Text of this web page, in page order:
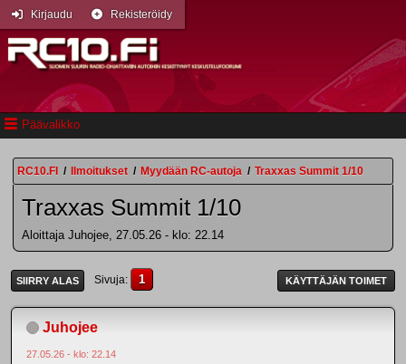
Päävalikko
Kirjaudu Rekisteröidy
RC10.FI / Ilmoitukset / Myydään RC-autoja / Traxxas Summit 1/10
Traxxas Summit 1/10
Aloittaja Juhojee, 27.05.26 - klo: 22.14
SIIRRY ALAS Sivuja 1 KÄYTTÄJÄN TOIMET
Juhojee
27.05.26 - klo: 22.14